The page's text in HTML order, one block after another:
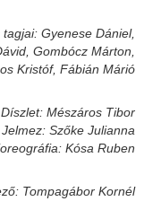
Gyenese Dániel,
Gombócz Márton,
Kristóf, Fábián Márió
Díszlet: Mészáros Tibor
Jelmez: Szőke Julianna
Kósa Ruben
Tompagábor Kornél